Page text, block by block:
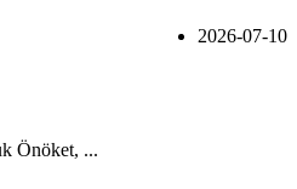
2026-07-10
Önöket, ...